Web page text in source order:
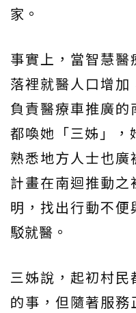
家。
事實上，當智慧
落裡就醫人口增
負責醫療車推廣
都喚她「三姊」，
熟悉地方人士也
計畫在南迴推動
明，找出行動不
駁就醫。
三姊說，起初村
的事，但隨著服